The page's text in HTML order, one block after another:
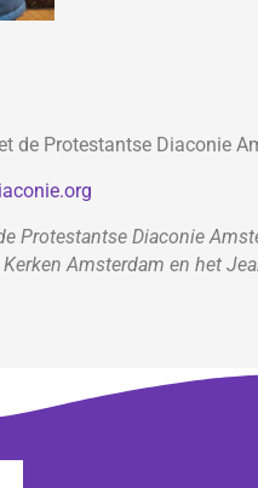
de Protestantse Diaconie
Protestantse Diaconie
Amsterdam en het